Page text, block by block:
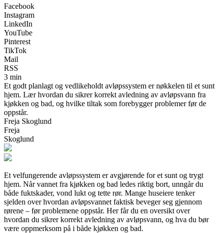
Facebook
Instagram
LinkedIn
YouTube
Pinterest
TikTok
Mail
RSS
3 min
Et godt planlagt og vedlikeholdt avløpssystem er nøkkelen til et sunt
hjem. Lær hvordan du sikrer korrekt avledning av avløpsvann fra
kjøkken og bad, og hvilke tiltak som forebygger problemer før de
oppstår.
Freja Skoglund
Freja
Skoglund
Et velfungerende avløpssystem er avgjørende for et sunt og trygt
hjem. Når vannet fra kjøkken og bad ledes riktig bort, unngår du
både fuktskader, vond lukt og tette rør. Mange huseiere tenker
sjelden over hvordan avløpsvannet faktisk beveger seg gjennom
rørene – før problemene oppstår. Her får du en oversikt over
hvordan du sikrer korrekt avledning av avløpsvann, og hva du bør
være oppmerksom på i både kjøkken og bad.